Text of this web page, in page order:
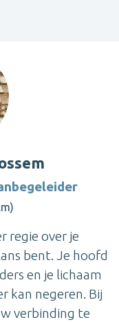
regie over je
bent. Je hoofd
en je lichaam
kan negeren. Bij
verbinding te